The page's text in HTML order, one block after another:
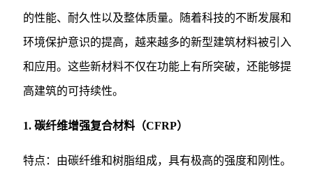
的性能、耐久性以及整体质量。随着科技的不断发展和
环境保护意识的提高，越来越多的新型建筑材料被引入
和应用。这些新材料不仅在功能上有所突破，还能够提
高建筑的可持续性。
1. 碳纤维增强复合材料（CFRP）
特点：由碳纤维和树脂组成，具有极高的强度和刚性。